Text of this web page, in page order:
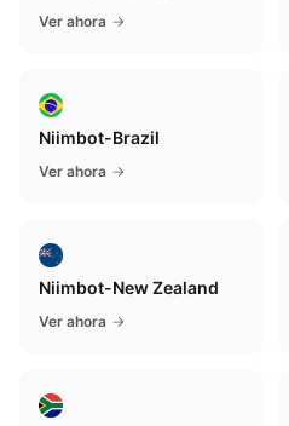
Ver ahora
Niimbot-Brazil
Ver ahora
Niimbot-New Zealand
Ver ahora